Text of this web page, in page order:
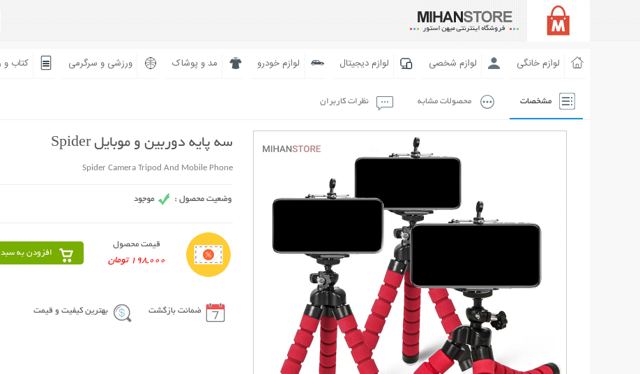
لوازم خانگی لوازم شخصی لوازم دیجیتال لوازم خودرو مد و پوشاک ورزشی و سرگرمی کتاب و
مشخصات محصولات مشابه نظرات کاربران
سه پایه دوربین و موبایل Spider
Spider Camera Tripod And Mobile Phone
قیمت محصول
198,000 تومان
افزودن به
ضمانت بازگشت بهترین کیفیت و قیمت